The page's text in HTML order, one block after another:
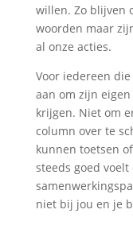
willen. Zo blijven
woorden maar
al onze acties.
Voor iedereen
aan om zijn
krijgen. Niet om
column over te
kunnen toetsen
steeds goed
niet bij jou en je